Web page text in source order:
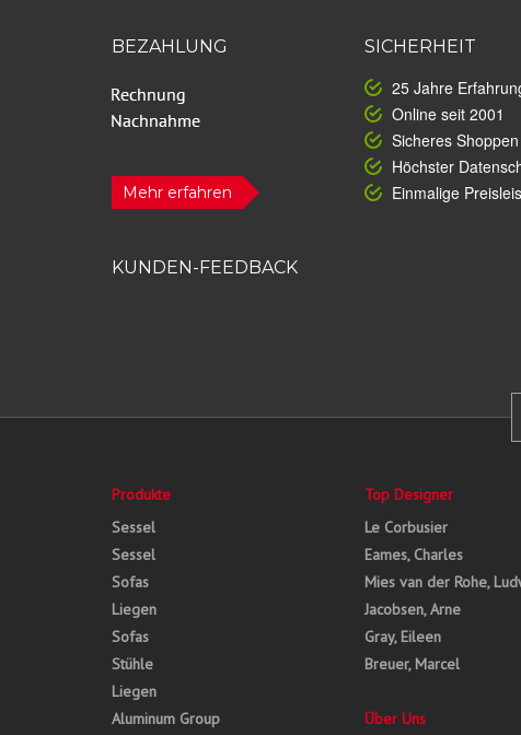
BEZAHLUNG
Mehr erfahren
SICHERHEIT
25 Jahre
Online seit 2001
Sicheres
Höchster
Einmalige
KUNDEN-FEEDBACK
Produkte
Sessel
Sessel
Sofas
Liegen
Sofas
Stühle
Liegen
Aluminum Group
Top Designer
Le Corbusier
Eames, Charles
Mies van der Rohe,
Jacobsen, Arne
Gray, Eileen
Breuer, Marcel
Über Uns